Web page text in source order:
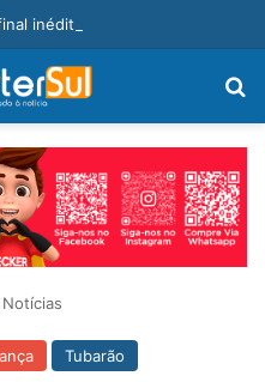
Notícias
Tubarão